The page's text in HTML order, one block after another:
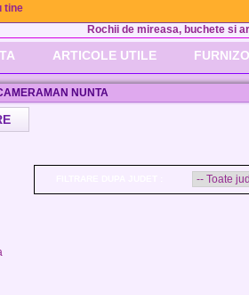
tine
Rochii de mireasa, buchete si
ARTICOLE UTILE
NUNTA